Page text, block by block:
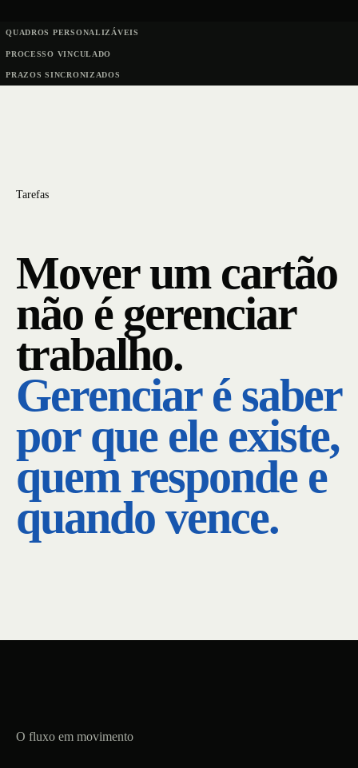
QUADROS PERSONALIZÁVEIS
PROCESSO VINCULADO
PRAZOS SINCRONIZADOS
Tarefas
Mover um cartão
não é gerenciar
trabalho.
Gerenciar é saber
por que ele existe,
quem responde e
quando vence.
O fluxo em movimento